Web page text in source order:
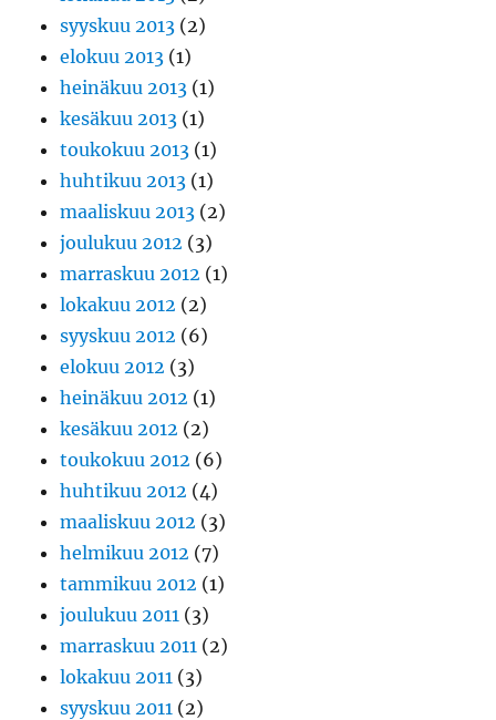
syyskuu 2013 (2)
elokuu 2013 (1)
heinäkuu 2013 (1)
kesäkuu 2013 (1)
toukokuu 2013 (1)
huhtikuu 2013 (1)
maaliskuu 2013 (2)
joulukuu 2012 (3)
marraskuu 2012 (1)
lokakuu 2012 (2)
syyskuu 2012 (6)
elokuu 2012 (3)
heinäkuu 2012 (1)
kesäkuu 2012 (2)
toukokuu 2012 (6)
huhtikuu 2012 (4)
maaliskuu 2012 (3)
helmikuu 2012 (7)
tammikuu 2012 (1)
joulukuu 2011 (3)
marraskuu 2011 (2)
lokakuu 2011 (3)
syyskuu 2011 (2)